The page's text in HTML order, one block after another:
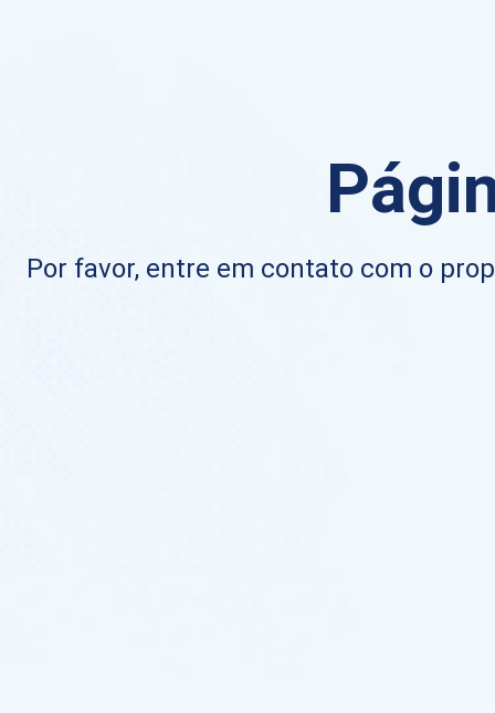
Por favor, entre em contato com o